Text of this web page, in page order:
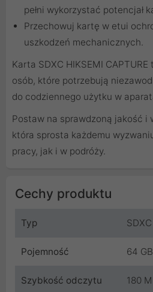
pełni wykorzystać potencjał
Przechowuj kartę w etui
uszkodzeń mechanicznych.
Karta SDXC HIKSEMI
osób, które potrzebują
do codziennego użytku w
Postaw na sprawdzoną jakość i
która sprosta każdemu
pracy, jak i w podróży.
Cechy produktu
Typ SDXC
Pojemność 64 GB
Szybkość odczytu 180